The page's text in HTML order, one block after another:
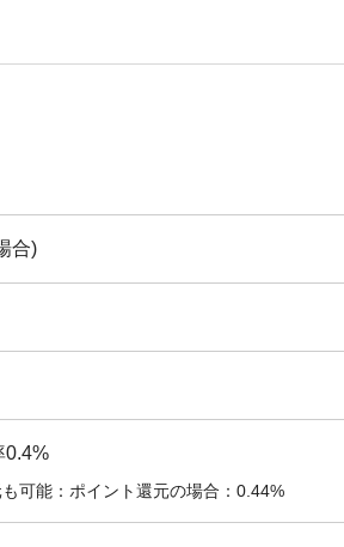
合)
0.4%
可能：ポイント還元の場合：0.44%